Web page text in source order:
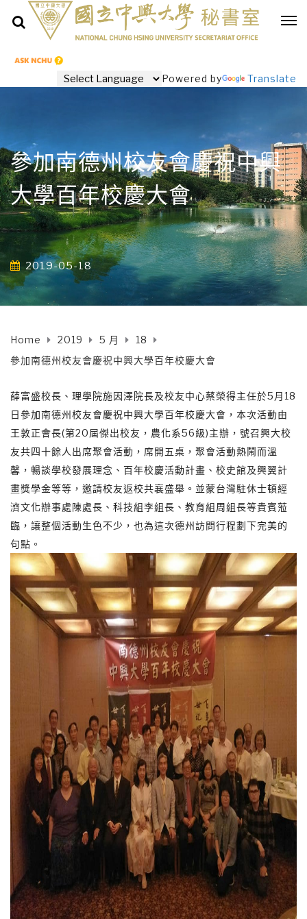
Powered by Translate
參加南德州校友會慶祝中興
大學百年校慶大會
2019-05-18
Home 2019 5 月
18
參加南德州校友會慶祝中興大學百年校慶大會
薛富盛校長、理學院施因澤院長及校友中心蔡榮得主任於5月18
日參加南德州校友會慶祝中興大學百年校慶大會，本次活動由
王敦正會長(第20屆傑出校友，農化系56級)主辦，號召興大校
友共四十餘人出席聚會活動，席開五桌，聚會活動熱鬧而溫
馨，暢談學校發展理念、百年校慶活動計畫、校史館及興翼計
畫獎學金等等，邀請校友返校共襄盛舉。並蒙台灣駐休士頓經
濟文化辦事處陳處長、科技組李組長、教育組周組長等貴賓蒞
臨，讓整個活動生色不少，也為這次德州訪問行程劃下完美的
句點。